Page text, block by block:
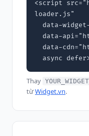
<script
loader.js"
async
Thay
từWidget.vn.